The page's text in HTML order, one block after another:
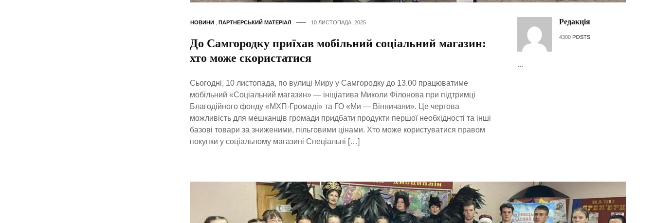
НОВИНИ, ПАРТНЕРСЬКИЙ МАТЕРІАЛ 10 ЛИСТОПАДА, 2025
До Самгородку приїхав мобільний соціальний магазин:
хто може скористатися
Сьогодні, 10 листопада, по вулиці Миру у Самгородку до 13.00 працюватиме
мобільний «Соціальний магазин» — ініціатива Миколи Філонова при підтримці
Благодійного фонду «МХП-Громаді» та ГО «Ми — Вінничани». Це чергова
можливість для мешканців громади придбати продукти першої необхідності та інші
базові товари за зниженими, пільговими цінами. Хто може користуватися правом
покупки у соціальному магазині Спеціальні […]
Редакція
4300 POSTS
...